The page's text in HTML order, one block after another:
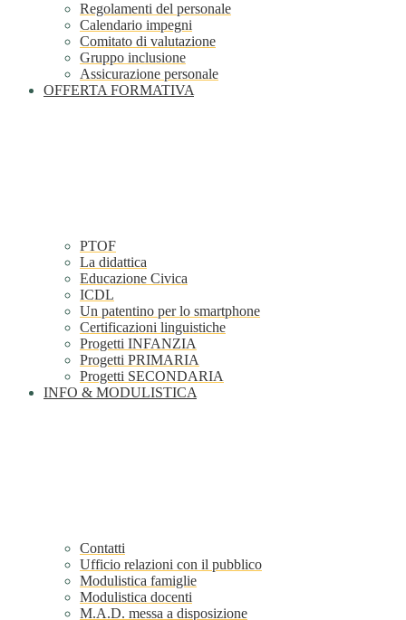
Regolamenti del personale
Calendario impegni
Comitato di valutazione
Gruppo inclusione
Assicurazione personale
OFFERTA FORMATIVA
PTOF
La didattica
Educazione Civica
ICDL
Un patentino per lo smartphone
Certificazioni linguistiche
Progetti INFANZIA
Progetti PRIMARIA
Progetti SECONDARIA
INFO & MODULISTICA
Contatti
Ufficio relazioni con il pubblico
Modulistica famiglie
Modulistica docenti
M.A.D. messa a disposizione